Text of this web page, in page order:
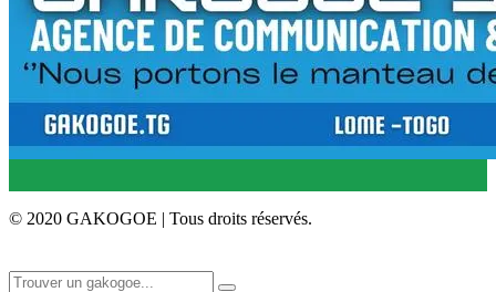
© 2020 GAKOGOE | Tous droits réservés.